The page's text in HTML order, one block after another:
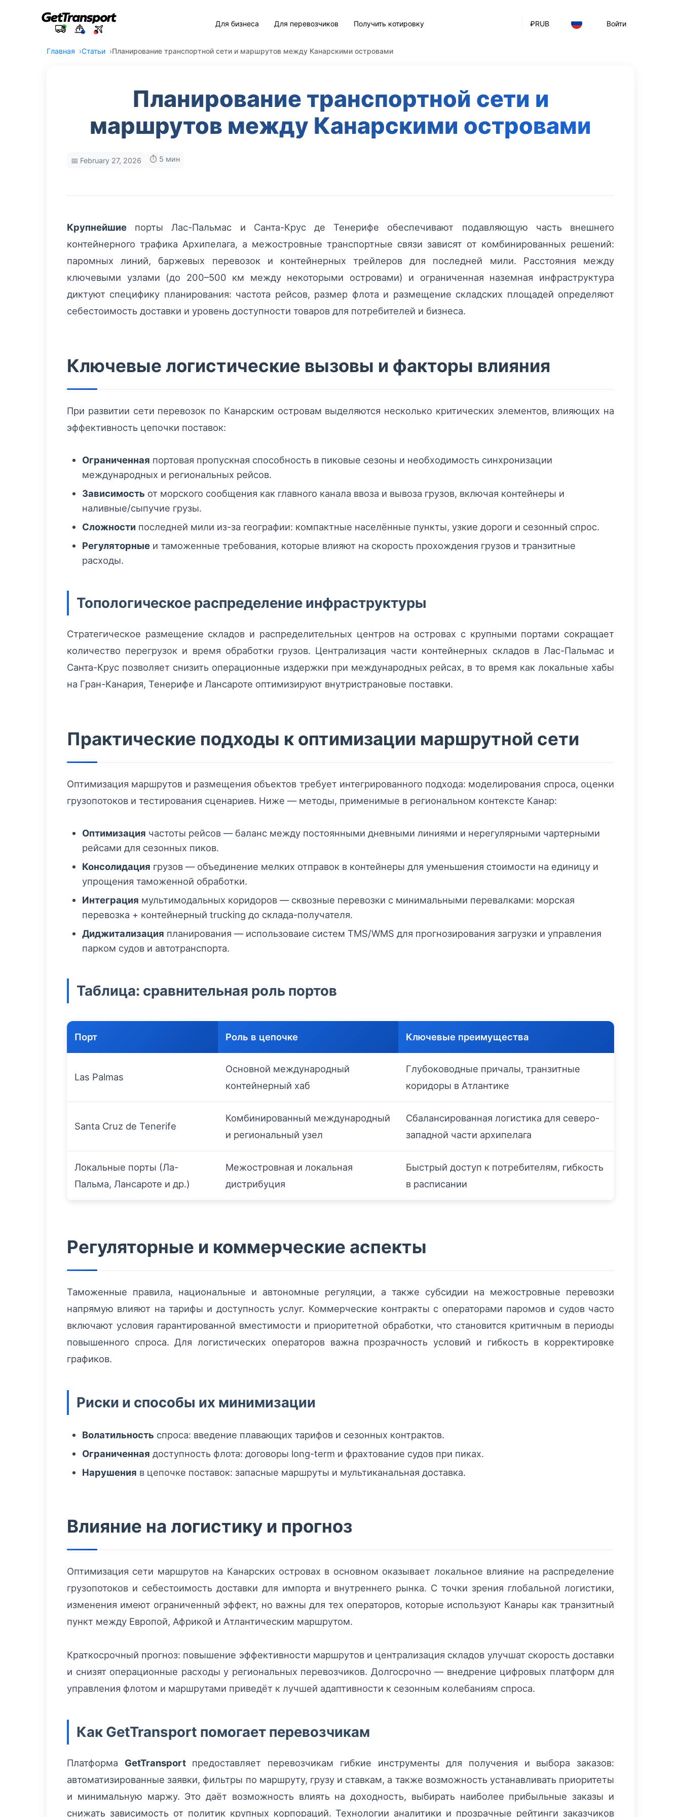
₽RUB Войти
Для бизнеса Для перевозчиков Получить котировку
Главная Статьи Планирование транспортной сети и маршрутов между Канарскими островами
Планирование транспортной сети и
маршрутов между Канарскими островами
📅 February 27, 2026 ⏱️ 5 мин
Крупнейшие порты Лас-Пальмас и Санта-Крус де Тенерифе обеспечивают подавляющую часть внешнего
контейнерного трафика Архипелага, а межостровные транспортные связи зависят от комбинированных решений:
паромных линий, баржевых перевозок и контейнерных трейлеров для последней мили. Расстояния между
ключевыми узлами (до 200–500 км между некоторыми островами) и ограниченная наземная инфраструктура
диктуют специфику планирования: частота рейсов, размер флота и размещение складских площадей определяют
себестоимость доставки и уровень доступности товаров для потребителей и бизнеса.
Ключевые логистические вызовы и факторы влияния
При развитии сети перевозок по Канарским островам выделяются несколько критических элементов, влияющих на
эффективность цепочки поставок:
Ограниченная портовая пропускная способность в пиковые сезоны и необходимость синхронизации
международных и региональных рейсов.
Зависимость от морского сообщения как главного канала ввоза и вывоза грузов, включая контейнеры и
наливные/сыпучие грузы.
Сложности последней мили из-за географии: компактные населённые пункты, узкие дороги и сезонный спрос.
Регуляторные и таможенные требования, которые влияют на скорость прохождения грузов и транзитные
расходы.
Топологическое распределение инфраструктуры
Стратегическое размещение складов и распределительных центров на островах с крупными портами сокращает
количество перегрузок и время обработки грузов. Централизация части контейнерных складов в Лас-Пальмас и
Санта-Крус позволяет снизить операционные издержки при международных рейсах, в то время как локальные хабы
на Гран-Канария, Тенерифе и Лансароте оптимизируют внутристрановые поставки.
Практические подходы к оптимизации маршрутной сети
Оптимизация маршрутов и размещения объектов требует интегрированного подхода: моделирования спроса, оценки
грузопотоков и тестирования сценариев. Ниже — методы, применимые в региональном контексте Канар:
Оптимизация частоты рейсов — баланс между постоянными дневными линиями и нерегулярными чартерными
рейсами для сезонных пиков.
Консолидация грузов — объединение мелких отправок в контейнеры для уменьшения стоимости на единицу и
упрощения таможенной обработки.
Интеграция мультимодальных коридоров — сквозные перевозки с минимальными перевалками: морская
перевозка + контейнерный trucking до склада-получателя.
Диджитализация планирования — использоваие систем TMS/WMS для прогнозирования загрузки и управления
парком судов и автотранспорта.
Таблица: сравнительная роль портов
Порт Роль в цепочке Ключевые преимущества
Las Palmas
Основной международный
контейнерный хаб
Глубоководные причалы, транзитные
коридоры в Атлантике
Santa Cruz de Tenerife
Комбинированный международный
и региональный узел
Сбалансированная логистика для северо-
западной части архипелага
Локальные порты (Ла-
Пальма, Лансароте и др.)
Межостровная и локальная
дистрибуция
Быстрый доступ к потребителям, гибкость
в расписании
Регуляторные и коммерческие аспекты
Таможенные правила, национальные и автономные регуляции, а также субсидии на межостровные перевозки
напрямую влияют на тарифы и доступность услуг. Коммерческие контракты с операторами паромов и судов часто
включают условия гарантированной вместимости и приоритетной обработки, что становится критичным в периоды
повышенного спроса. Для логистических операторов важна прозрачность условий и гибкость в корректировке
графиков.
Риски и способы их минимизации
Волатильность спроса: введение плавающих тарифов и сезонных контрактов.
Ограниченная доступность флота: договоры long-term и фрахтование судов при пиках.
Нарушения в цепочке поставок: запасные маршруты и мультиканальная доставка.
Влияние на логистику и прогноз
Оптимизация сети маршрутов на Канарских островах в основном оказывает локальное влияние на распределение
грузопотоков и себестоимость доставки для импорта и внутреннего рынка. С точки зрения глобальной логистики,
изменения имеют ограниченный эффект, но важны для тех операторов, которые используют Канары как транзитный
пункт между Европой, Африкой и Атлантическим маршрутом.
Краткосрочный прогноз: повышение эффективности маршрутов и централизация складов улучшат скорость доставки
и снизят операционные расходы у региональных перевозчиков. Долгосрочно — внедрение цифровых платформ для
управления флотом и маршрутами приведёт к лучшей адаптивности к сезонным колебаниям спроса.
Как GetTransport помогает перевозчикам
Платформа GetTransportпредоставляет перевозчикам гибкие инструменты для получения и выбора заказов:
автоматизированные заявки, фильтры по маршруту, грузу и ставкам, а также возможность устанавливать приоритеты
и минимальную маржу. Это даёт возможность влиять на доходность, выбирать наиболее прибыльные заказы и
снижать зависимость от политик крупных корпораций. Технологии аналитики и прозрачные рейтинги заказчиков